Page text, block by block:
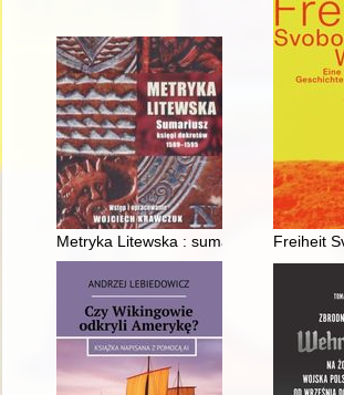
Metryka Litewska : sumariusz księgi
Freiheit